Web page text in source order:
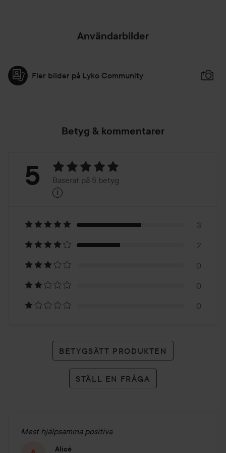
Användarbilder
Fler bilder på Lyko Community
Betyg & kommentarer
Betyg:
Baserat
på
5
betyg
5 Baserat på 5 betyg
i
3
2
0
0
0
BETYGSÄTT PRODUKTEN
STÄLL EN FRÅGA
Mest hjälpsamma positiva
Alicé